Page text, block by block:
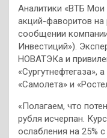
Аналитики «ВТБ Мои
акций-фаворитов на
сообщении
Инвестиций»).
НОВАТЭКа и
«Сургутнефтегаза»,
«Самолета» и
«Полагаем, что
рубля исчерпан.
ослабления на 25%